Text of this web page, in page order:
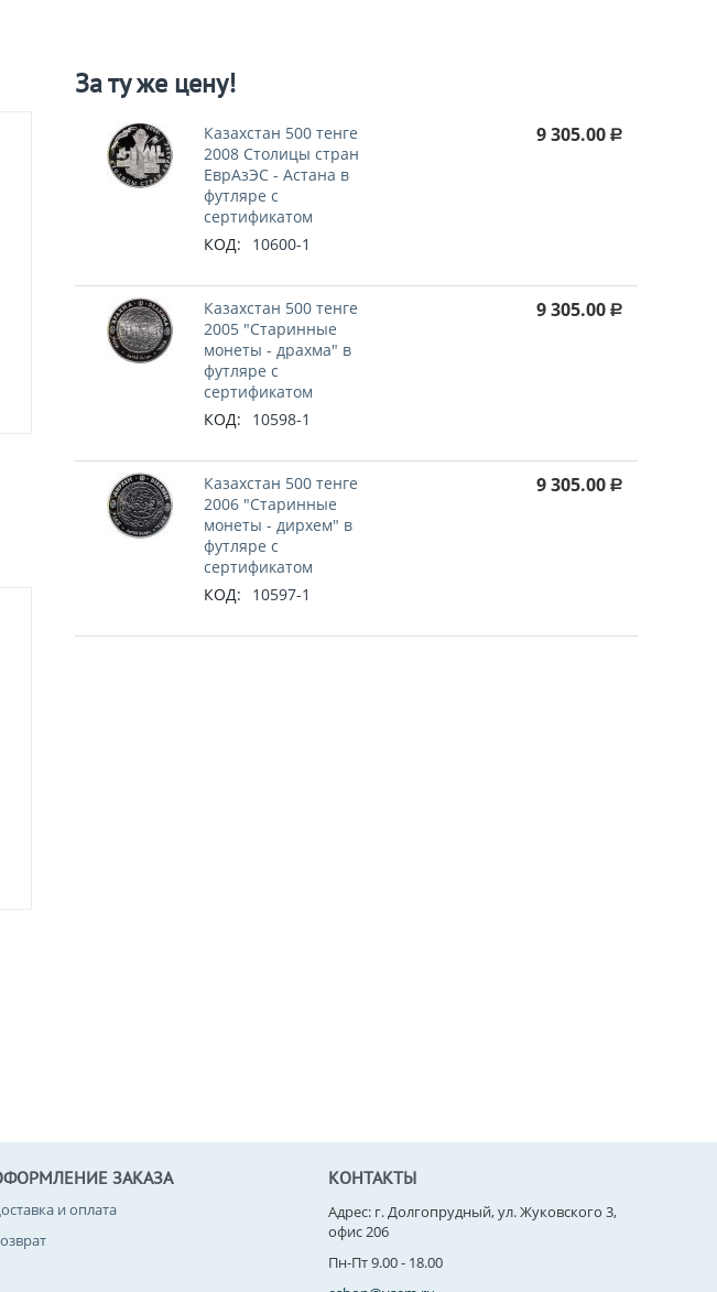
За ту же цену!
Казахстан 500 тенге
2008 Столицы стран
ЕврАзЭС - Астана в
футляре с
сертификатом
КОД:
10600-1
9 305.00 Р
Казахстан 500 тенге
2005 "Старинные
монеты - драхма" в
футляре с
сертификатом
КОД:
10598-1
9 305.00 Р
Казахстан 500 тенге
2006 "Старинные
монеты - дирхем" в
футляре с
сертификатом
КОД:
10597-1
9 305.00 Р
ЗАКАЗА
и оплата
КОНТАКТЫ
Адрес: г. Долгопрудный, ул. Жуковского 3,
офис 206
Пн-Пт 9.00 - 18.00